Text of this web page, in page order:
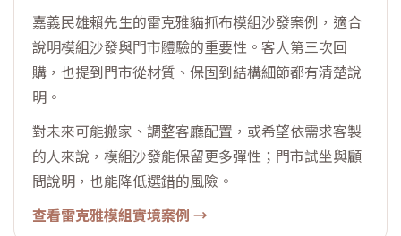
嘉義民雄賴先生的雷克雅貓抓布模組沙發案例，適合
說明模組沙發與門市體驗的重要性。客人第三次回
購，也提到門市從材質、保固到結構細節都有清楚說
明。
對未來可能搬家、調整客廳配置，或希望依需求客製
的人來說，模組沙發能保留更多彈性；門市試坐與顧
問說明，也能降低選錯的風險。
查看雷克雅模組實境案例 →